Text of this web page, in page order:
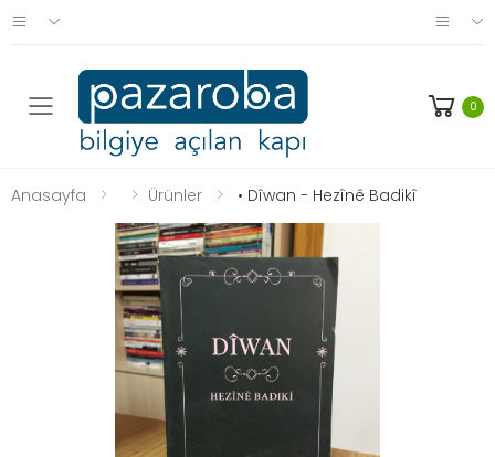
0
Anasayfa Ürünler • Dîwan - Hezînê Badikî